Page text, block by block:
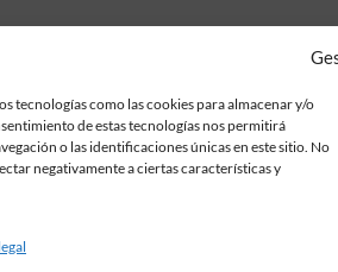
tecnologías como las cookies para almacenar y/o
de estas tecnologías nos permitirá
o las identificaciones únicas en este sitio. No
negativamente a ciertas características y